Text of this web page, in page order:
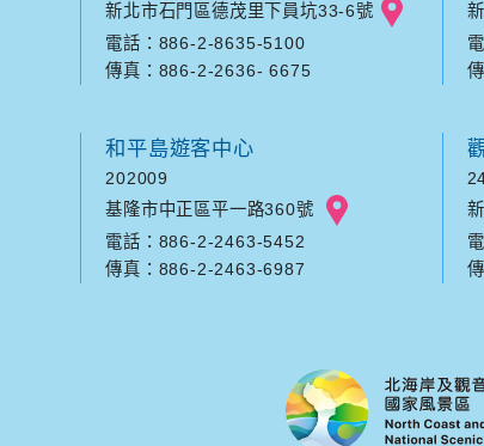
新北市石門區德茂里下員坑33-6號
電話：886-2-8635-5100
傳真：886-2-2636- 6675
和平島遊客中心
202009
基隆市中正區平一路360號
電話：886-2-2463-5452
傳真：886-2-2463-6987